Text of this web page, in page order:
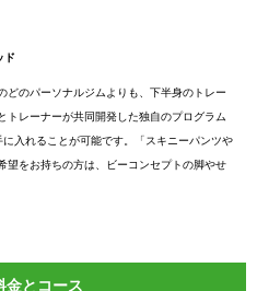
ド
どのパーソナルジムよりも、下半身のトレー
トレーナーが共同開発した独自のプログラム
入れることが可能です。「スキニーパンツや
望をお持ちの方は、ビーコンセプトの脚やせ
金とコース